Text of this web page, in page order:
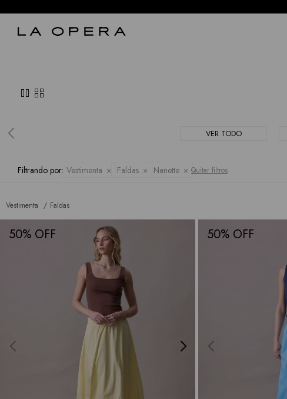
pause grid_view
VER TODO
Filtrando por: Vestimenta Faldas Nanette Quitar filtros
Vestimenta Faldas
50 50